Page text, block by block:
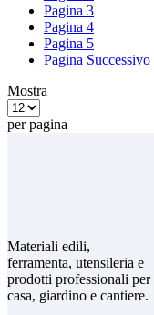
Pagina 3
Pagina 4
Pagina 5
Pagina Successivo
Mostra
per pagina
Materiali edili,
ferramenta, utensileria e
prodotti professionali per
casa, giardino e cantiere.